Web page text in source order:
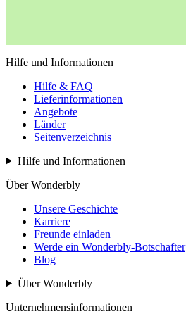
Hilfe und Informationen
Hilfe & FAQ
Lieferinformationen
Angebote
Länder
Seitenverzeichnis
Hilfe und Informationen
Über Wonderbly
Unsere Geschichte
Karriere
Freunde einladen
Werde ein Wonderbly-Botschafter
Blog
Über Wonderbly
Unternehmensinformationen